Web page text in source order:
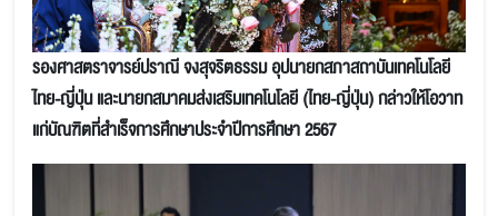
รองศาสตราจารย์ปราณี จงสุจริตธรรม อุปนายกสภาสถาบันเทคโนโลยี
ไทย-ญี่ปุ่น และนายกสมาคมส่งเสริมเทคโนโลยี (ไทย-ญี่ปุ่น) กล่าวให้โอวาท
แก่บัณฑิตที่สำเร็จการศึกษาประจำปีการศึกษา 2567